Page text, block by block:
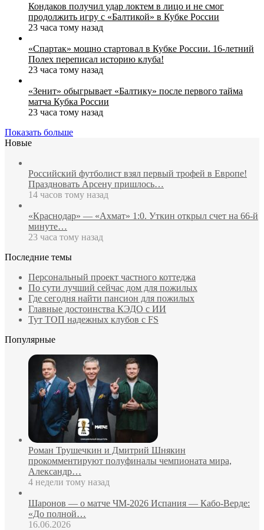
Кондаков получил удар локтем в лицо и не смог
продолжить игру с «Балтикой» в Кубке России
23 часа тому назад
«Спартак» мощно стартовал в Кубке России. 16-летний
Полех переписал историю клуба!
23 часа тому назад
«Зенит» обыгрывает «Балтику» после первого тайма
матча Кубка России
23 часа тому назад
Показать больше
Новые
Российский футболист взял первый трофей в Европе!
Праздновать Арсену пришлось…
14 часов тому назад
«Краснодар» — «Ахмат» 1:0. Уткин открыл счет на 66‑й
минуте…
23 часа тому назад
Последние темы
Персональный проект частного коттеджа
По сути лучший сейчас дом для пожилых
Где сегодня найти пансион для пожилых
Главные достоинства КЭДО с ИИ
Тут ТОП надежных клубов с FS
Популярные
Роман Трушечкин и Дмитрий Шнякин
прокомментируют полуфиналы чемпионата мира,
Александр…
4 недели тому назад
Шаронов — о матче ЧМ‑2026 Испания — Кабо‑Верде:
«До полной…
16.06.2026